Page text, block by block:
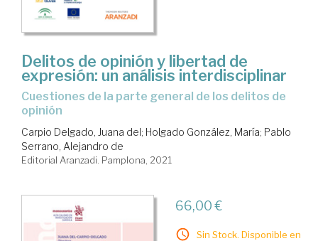
Delitos de opinión y libertad de
expresión: un análisis interdisciplinar
cuestiones de la parte general de los delitos de
opinión
Carpio Delgado, Juana del; Holgado González, María; Pablo
Serrano, Alejandro de
Editorial Aranzadi. Pamplona, 2021
66,00 €
Sin Stock. Disponible en